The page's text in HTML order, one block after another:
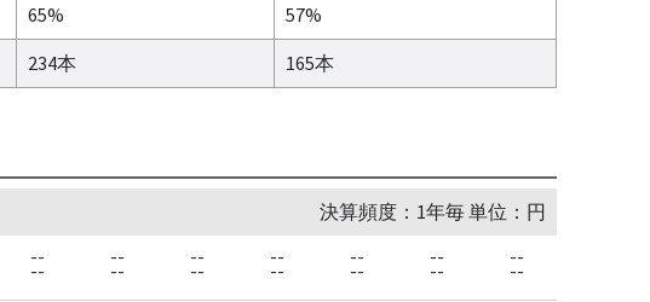
65%
57%
234本 165本
決算頻度：1年毎 単位：円
--
--
--
--
--
--
--
--
--
--
--
--
--
--